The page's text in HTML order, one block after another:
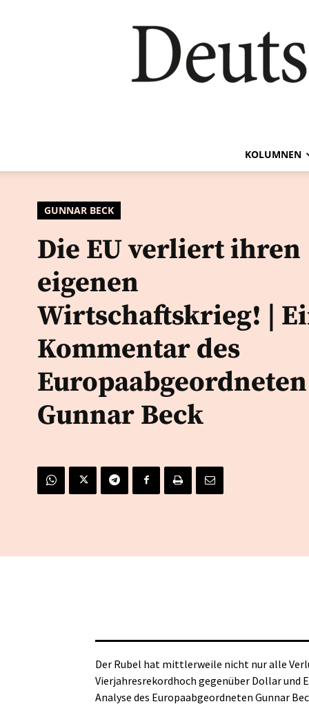
KOLUMNEN
GUNNAR BECK
Die EU verliert ihren
eigenen
Wirtschaftskrieg! |
Kommentar des
Europaabgeordneten
Gunnar Beck
Der Rubel hat mittlerweile nicht nur alle
Vierjahresrekordhoch gegenüber Dollar und
Analyse des Europaabgeordneten Gunnar